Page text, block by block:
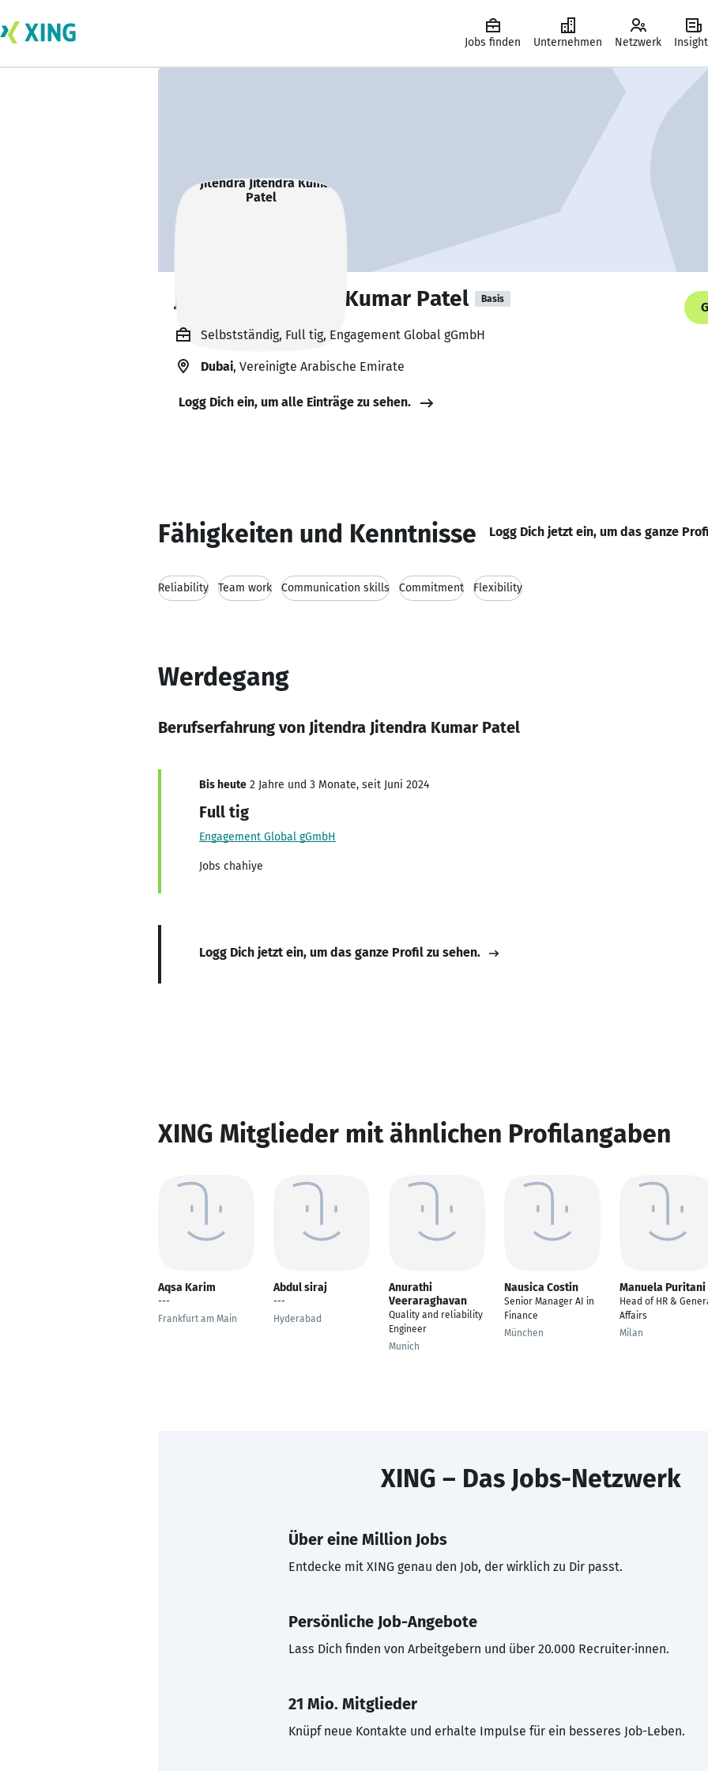
Jobs finden Unternehmen Netzwerk
Jitendra Jitendra Kumar Patel Basis
Selbstständig, Full tig, Engagement Global gGmbH
Dubai, Vereinigte Arabische Emirate
Logg Dich ein, um alle Einträge zu sehen.
Fähigkeiten und Kenntnisse Logg Dich jetzt ein, um das ganze
Reliability Team work Communication skills Commitment Flexibility
Werdegang
Berufserfahrung von Jitendra Jitendra Kumar Patel
Bis heute 2 Jahre und 3 Monate, seit Juni 2024
Full tig
Engagement Global gGmbH
Jobs chahiye
Logg Dich jetzt ein, um das ganze Profil zu sehen.
XING Mitglieder mit ähnlichen Profilangaben
Aqsa Karim
---
Frankfurt am Main
Abdul siraj
---
Hyderabad
Anurathi
Veeraraghavan
Quality and reliability
Engineer
Munich
Nausica Costin
Senior Manager AI in
Finance
München
Manuela Puritani
Head of HR &
Affairs
Milan
XING – Das Jobs-Netzwerk
Über eine Million Jobs
Entdecke mit XING genau den Job, der wirklich zu Dir passt.
Persönliche Job-Angebote
Lass Dich finden von Arbeitgebern und über 20.000 Recruiter·innen.
21 Mio. Mitglieder
Knüpf neue Kontakte und erhalte Impulse für ein besseres Job-Leben.